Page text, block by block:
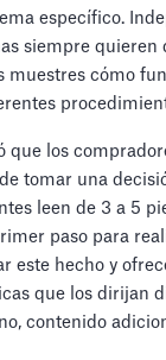
específico.
siempre quieren
muestres cómo
que los
tomar una
leen de 3 a 5
paso para
este hecho y
que los dirijan
contenido